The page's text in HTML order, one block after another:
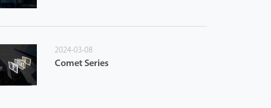
2024-03-08
Comet Series